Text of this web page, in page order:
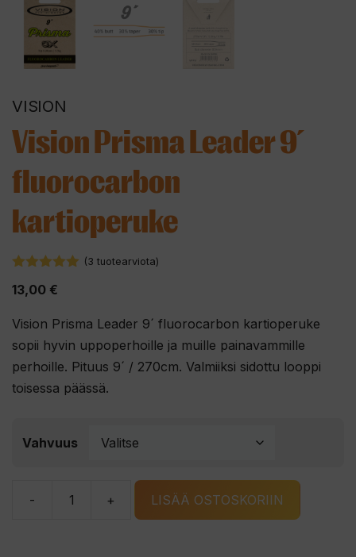
VISION
Vision Prisma Leader 9´
fluorocarbon
kartioperuke
(3 tuotearviota)
13,00 €
Vision Prisma Leader 9´ fluorocarbon kartioperuke
sopii hyvin uppoperhoille ja muille painavammille
perhoille. Pituus 9´ / 270cm. Valmiiksi sidottu looppi
toisessa päässä.
Vahvuus
-
Vision
+ LISÄÄ OSTOSKORIIN